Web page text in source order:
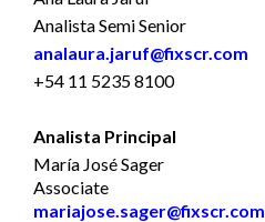
Analista Semi Senior
analaura.jaruf@fixscr.com
+54 11 5235 8100
Analista Principal
María José Sager
Associate
mariajose.sager@fixscr.com